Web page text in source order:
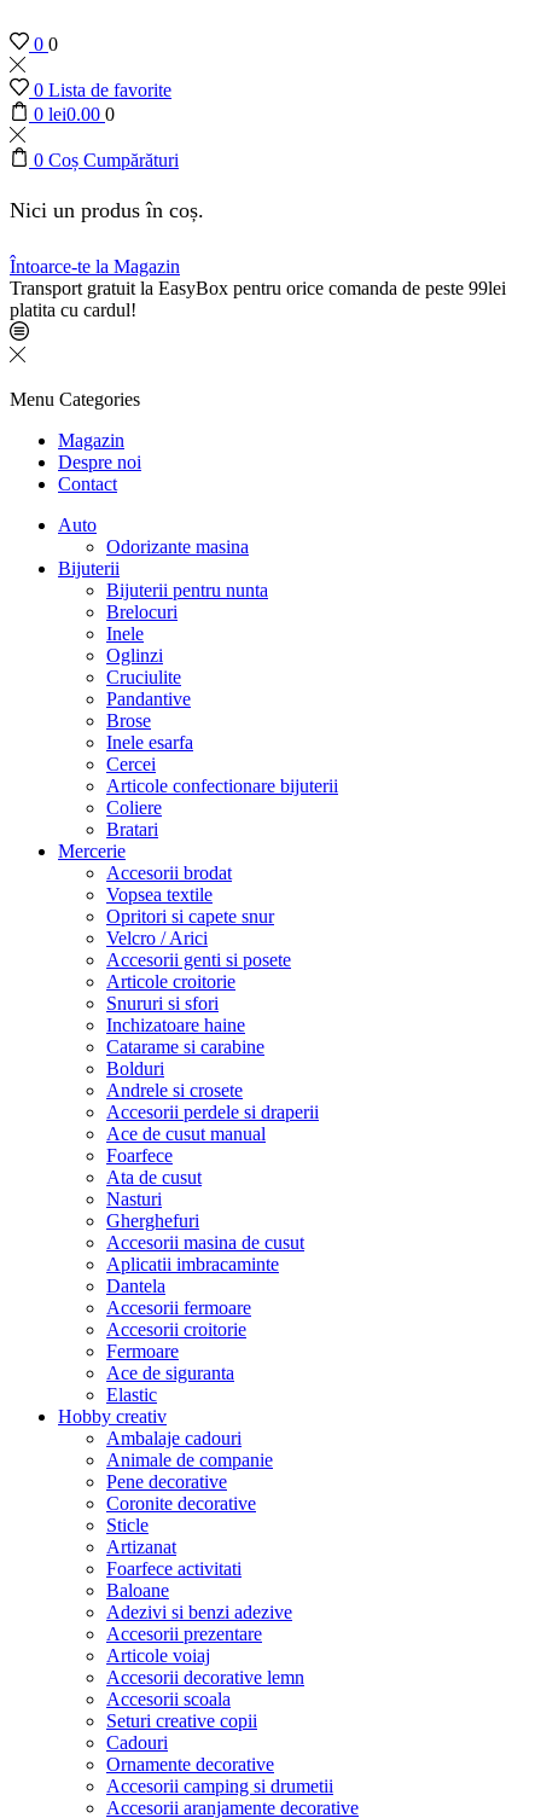
0 0
0 Lista de favorite
0 lei0.00 0
0 Coș Cumpărături
Nici un produs în coș.
Întoarce-te la Magazin
Transport gratuit la EasyBox pentru orice comanda de peste 99lei
platita cu cardul!
Menu Categories
Magazin
Despre noi
Contact
Auto
Odorizante masina
Bijuterii
Bijuterii pentru nunta
Brelocuri
Inele
Oglinzi
Cruciulite
Pandantive
Brose
Inele esarfa
Cercei
Articole confectionare bijuterii
Coliere
Bratari
Mercerie
Accesorii brodat
Vopsea textile
Opritori si capete snur
Velcro / Arici
Accesorii genti si posete
Articole croitorie
Snururi si sfori
Inchizatoare haine
Catarame si carabine
Bolduri
Andrele si crosete
Accesorii perdele si draperii
Ace de cusut manual
Foarfece
Ata de cusut
Nasturi
Gherghefuri
Accesorii masina de cusut
Aplicatii imbracaminte
Dantela
Accesorii fermoare
Accesorii croitorie
Fermoare
Ace de siguranta
Elastic
Hobby creativ
Ambalaje cadouri
Animale de companie
Pene decorative
Coronite decorative
Sticle
Artizanat
Foarfece activitati
Baloane
Adezivi si benzi adezive
Accesorii prezentare
Articole voiaj
Accesorii decorative lemn
Accesorii scoala
Seturi creative copii
Cadouri
Ornamente decorative
Accesorii camping si drumetii
Accesorii aranjamente decorative